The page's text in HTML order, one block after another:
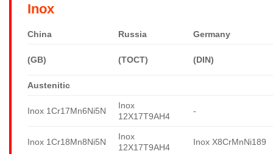
Inox
China Russia Germany
(GB) (TOCT) (DIN)
Austenitic
Inox 1Cr17Mn6Ni5N
Inox
12X17T9AH4
-
Inox 1Cr18Mn8Ni5N
Inox
12X17T9AH4
Inox X8CrMnNi189